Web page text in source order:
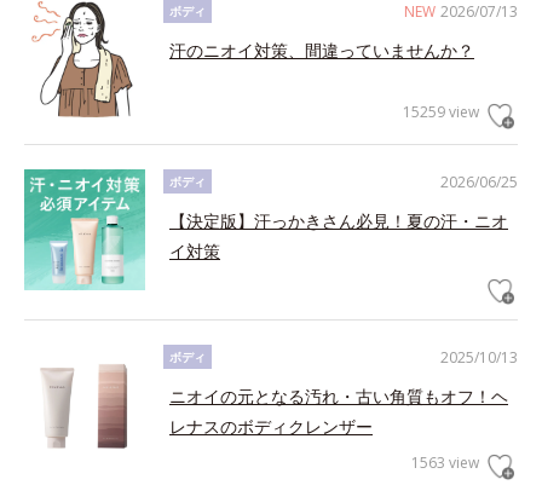
NEW 2026/07/13
ボディ
汗のニオイ対策、間違っていませんか？
15259 view
2026/06/25
ボディ
【決定版】汗っかきさん必見！夏の汗・ニオ
イ対策
2025/10/13
ボディ
ニオイの元となる汚れ・古い角質もオフ！ヘ
レナスのボディクレンザー
1563 view